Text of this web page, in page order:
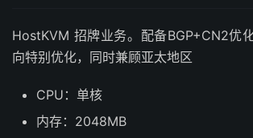
HostKVM 招牌业务。配备BGP+CN2优
向特别优化，同时兼顾亚太地区
CPU：单核
内存：2048MB